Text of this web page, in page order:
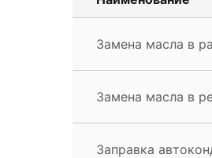
Замена масла в
Замена масла в
Заправка